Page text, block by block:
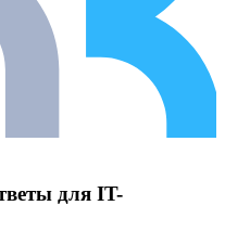
для IT-